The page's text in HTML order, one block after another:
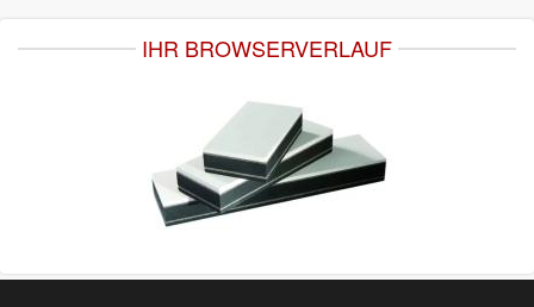
IHR BROWSERVERLAUF